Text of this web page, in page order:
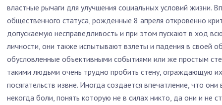
властные рычаги для улучшения социальных условий жизни.
общественного статуса, рожденные 8 апреля откровенно
допускаемую несправедливость и при этом пускают в ход
личности, они также испытывают взлеты и падения в своей
обусловленные объективными событиями или же простым
такими людьми очень трудно пробить стену, ограждающую
посягательств извне. Иногда создается впечатление, что
некогда боли, понять которую не в силах никто, да они и не